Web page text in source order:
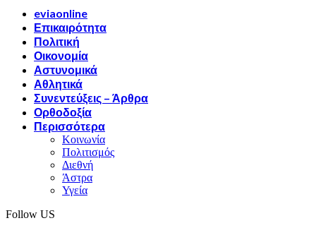
eviaonline
Επικαιρότητα
Πολιτική
Οικονομία
Αστυνομικά
Αθλητικά
Συνεντεύξεις – Άρθρα
Ορθοδοξία
Περισσότερα
Κοινωνία
Πολιτισμός
Διεθνή
Άστρα
Υγεία
Follow US